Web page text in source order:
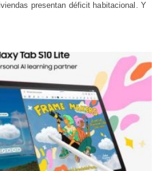
presentan déficit habitacional. Y